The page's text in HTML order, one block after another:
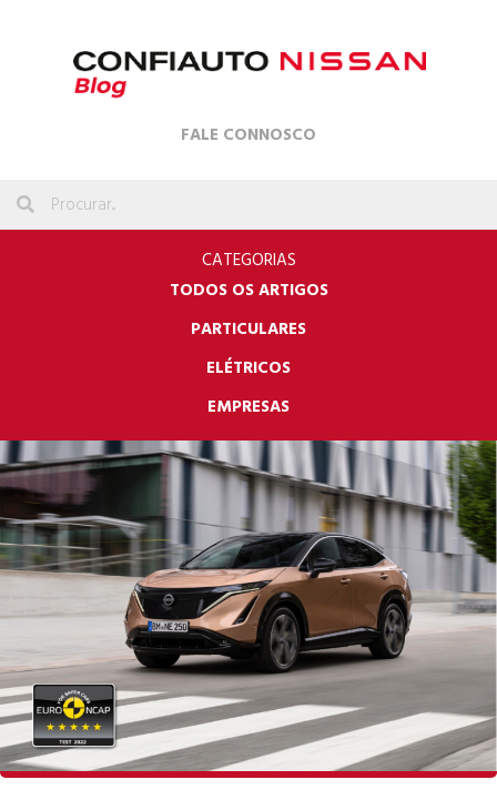
FALE CONNOSCO
CATEGORIAS
TODOS OS ARTIGOS
PARTICULARES
ELÉTRICOS
EMPRESAS